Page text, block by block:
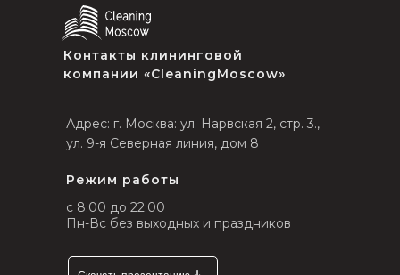
Контакты клининговой
компании «CleaningMoscow»
Адрес: г. Москва: ул. Нарвская 2, стр. 3.,
ул. 9-я Северная линия, дом 8
с 8:00 до 22:00
Пн-Вс без выходных и праздников
Режим работы